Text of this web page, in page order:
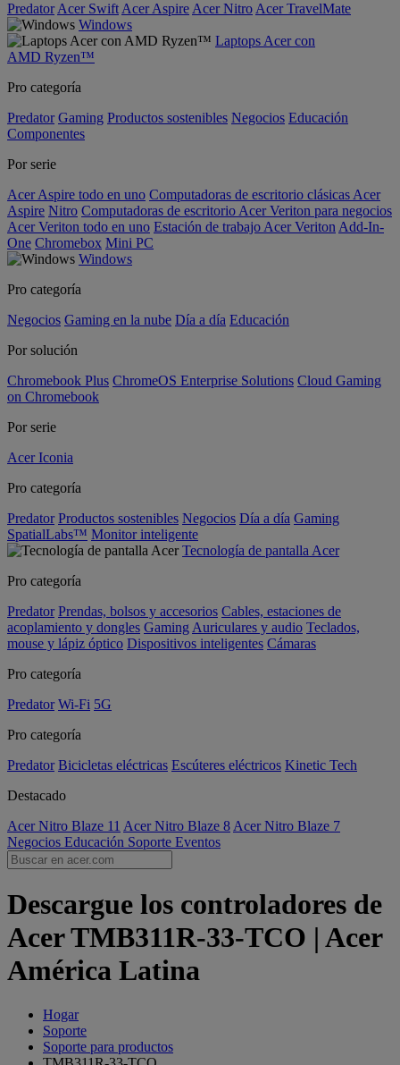
Predator Acer Swift Acer Aspire Acer Nitro Acer TravelMate
Windows
Laptops Acer con
AMD Ryzen™
Pro categoría
Predator Gaming Productos sostenibles Negocios Educación
Componentes
Por serie
Acer Aspire todo en uno Computadoras de escritorio clásicas Acer
Aspire Nitro Computadoras de escritorio Acer Veriton para negocios
Acer Veriton todo en uno Estación de trabajo Acer Veriton Add-In-
One Chromebox Mini PC
Windows
Pro categoría
Negocios Gaming en la nube Día a día Educación
Por solución
Chromebook Plus ChromeOS Enterprise Solutions Cloud Gaming
on Chromebook
Por serie
Acer Iconia
Pro categoría
Predator Productos sostenibles Negocios Día a día Gaming
SpatialLabs™ Monitor inteligente
Tecnología de pantalla Acer
Pro categoría
Predator Prendas, bolsos y accesorios Cables, estaciones de
acoplamiento y dongles Gaming Auriculares y audio Teclados,
mouse y lápiz óptico Dispositivos inteligentes Cámaras
Pro categoría
Predator Wi-Fi 5G
Pro categoría
Predator Bicicletas eléctricas Escúteres eléctricos Kinetic Tech
Destacado
Acer Nitro Blaze 11 Acer Nitro Blaze 8 Acer Nitro Blaze 7
Negocios Educación Soporte Eventos
Descargue los controladores de
Acer TMB311R-33-TCO | Acer
América Latina
Hogar
Soporte
Soporte para productos